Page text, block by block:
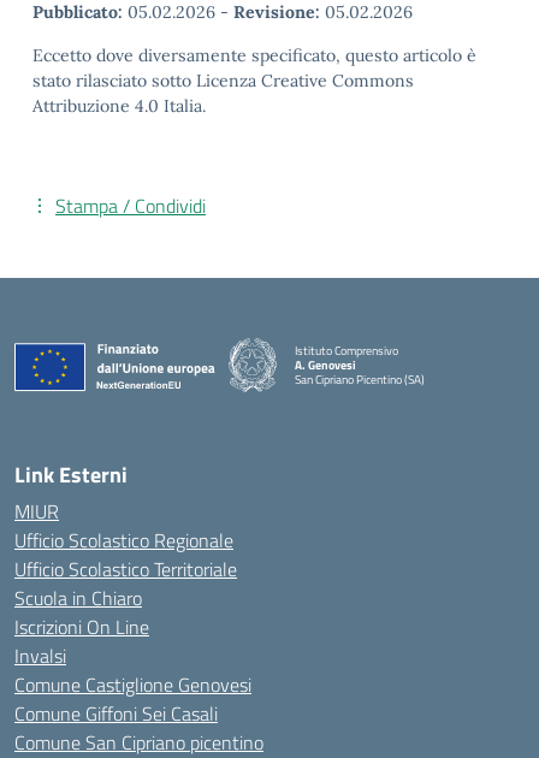
Pubblicato: 05.02.2026 - Revisione: 05.02.2026
Eccetto dove diversamente specificato, questo articolo è
stato rilasciato sotto Licenza Creative Commons
Attribuzione 4.0 Italia.
Stampa / Condividi
Istituto Comprensivo
A. Genovesi
San Cipriano Picentino (SA)
— Visita la pagina iniziale della scuola
Link Esterni
MIUR
Ufficio Scolastico Regionale
Ufficio Scolastico Territoriale
Scuola in Chiaro
Iscrizioni On Line
Invalsi
Comune Castiglione Genovesi
Comune Giffoni Sei Casali
Comune San Cipriano picentino